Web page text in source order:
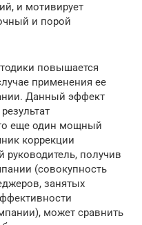
и мотивирует
и порой
повышается
применения ее
Данный эффект
еще один мощный
коррекции
руководитель, получив
(совокупность
занятых
может сравнить